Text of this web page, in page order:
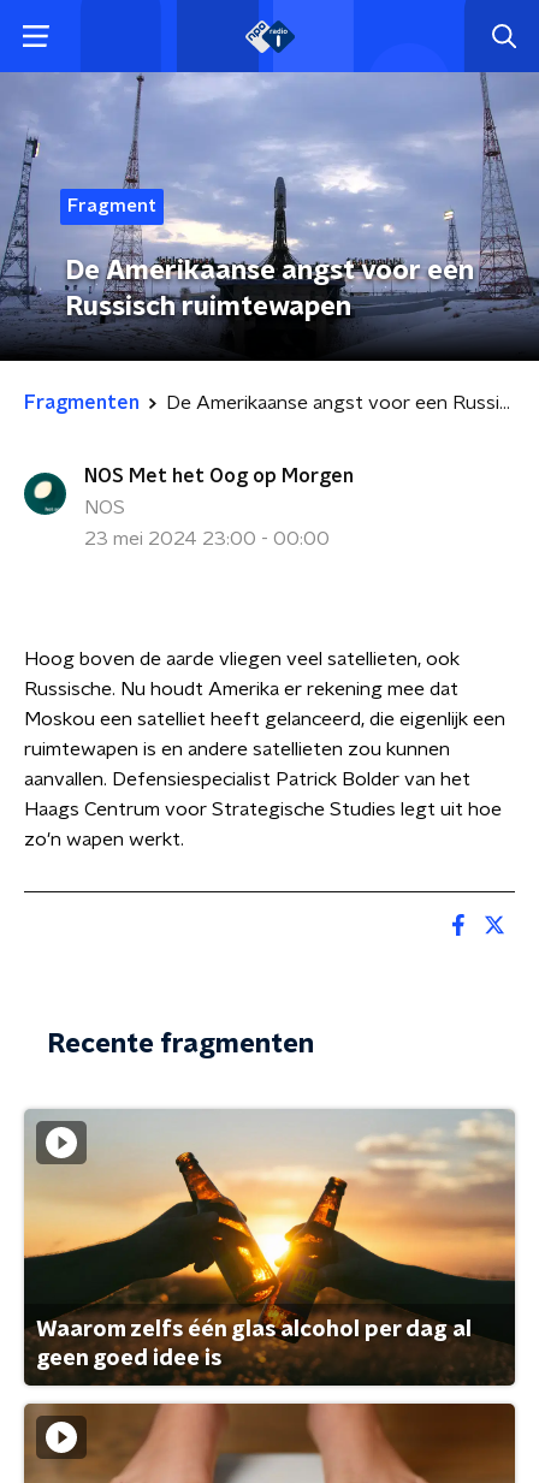
Fragment
De Amerikaanse angst voor een
Russisch ruimtewapen
Fragmenten De Amerikaanse angst voor een Russisch ruimtewapen
NOS Met het Oog op Morgen
NOS
23 mei 2024 23:00 - 00:00
Hoog boven de aarde vliegen veel satellieten, ook
Russische. Nu houdt Amerika er rekening mee dat
Moskou een satelliet heeft gelanceerd, die eigenlijk een
ruimtewapen is en andere satellieten zou kunnen
aanvallen. Defensiespecialist Patrick Bolder van het
Haags Centrum voor Strategische Studies legt uit hoe
zo'n wapen werkt.
Recente fragmenten
Waarom zelfs één glas alcohol per dag al
geen goed idee is